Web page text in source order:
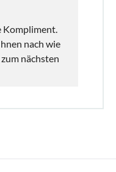
Kompliment.
nach wie
nächsten